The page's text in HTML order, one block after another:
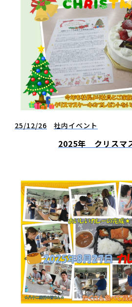
25/12/26 社内イベント
2025年 クリスマ